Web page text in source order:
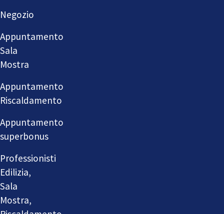
Negozio
Appuntamento
Sala
Mostra
Appuntamento
Riscaldamento
Appuntamento
superbonus
Professionisti
Edilizia,
Sala
Mostra,